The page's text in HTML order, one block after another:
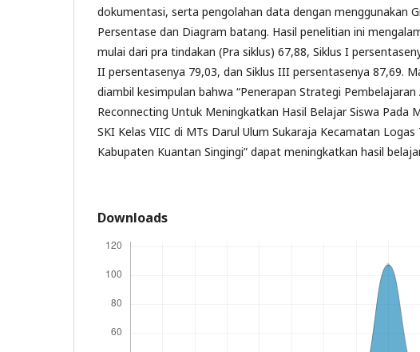
dokumentasi, serta pengolahan data dengan menggunakan
Persentase dan Diagram batang. Hasil penelitian ini
mulai dari pra tindakan (Pra siklus) 67,88, Siklus I
II persentasenya 79,03, dan Siklus III persentasenya 87,69.
diambil kesimpulan bahwa “Penerapan Strategi
Reconnecting Untuk Meningkatkan Hasil Belajar Siswa Pada
SKI Kelas VIIC di MTs Darul Ulum Sukaraja Kecamatan
Kabupaten Kuantan Singingi” dapat meningkatkan hasil
Downloads